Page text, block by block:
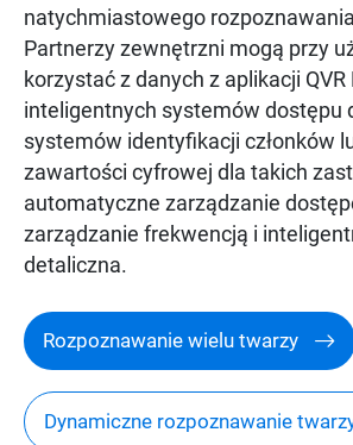
natychmiastowego
Partnerzy zewnętrzni mogą przy
korzystać z danych z aplikacji
inteligentnych systemów dostępu
systemów identyfikacji członków
zawartości cyfrowej dla takich
automatyczne zarządzanie
zarządzanie frekwencją i
detaliczna.
Rozpoznawanie wielu twarzy
Dynamiczne rozpoznawanie